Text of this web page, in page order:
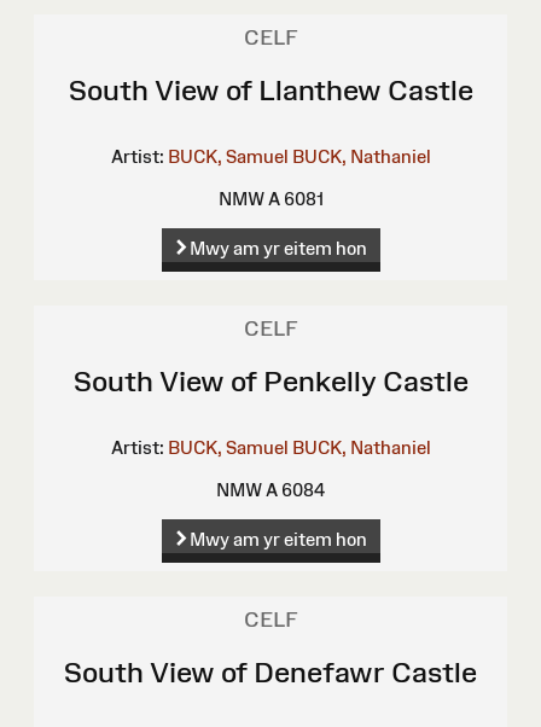
CELF
South View of Llanthew Castle
Artist: BUCK, Samuel BUCK, Nathaniel
NMW A 6081
Mwy am yr eitem hon
CELF
South View of Penkelly Castle
Artist: BUCK, Samuel BUCK, Nathaniel
NMW A 6084
Mwy am yr eitem hon
CELF
South View of Denefawr Castle